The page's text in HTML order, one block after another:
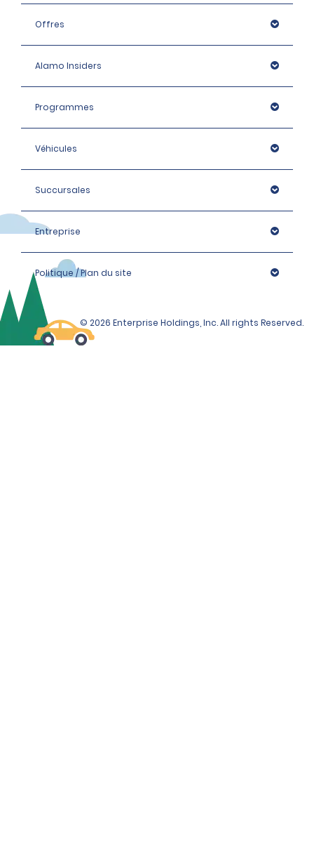
Offres
Alamo Insiders
Programmes
Véhicules
Succursales
Entreprise
Politique / Plan du site
© 2026 Enterprise Holdings, Inc. All rights Reserved.